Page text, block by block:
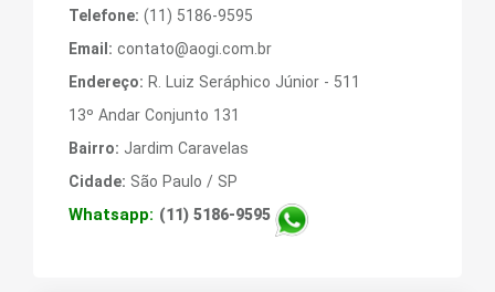
Telefone: (11) 5186-9595
Email: contato@aogi.com.br
Endereço: R. Luiz Seráphico Júnior - 511
13º Andar Conjunto 131
Bairro: Jardim Caravelas
Cidade: São Paulo / SP
Whatsapp: (11) 5186-9595